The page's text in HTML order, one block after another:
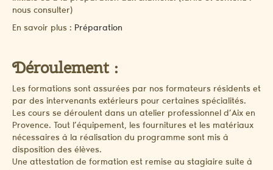
nous consulter)
En savoir plus : Préparation
Déroulement :
Les formations sont assurées par nos formateurs résidents et
par des intervenants extérieurs pour certaines spécialités.
Les cours se déroulent dans un atelier professionnel d’Aix en
Provence. Tout l’équipement, les fournitures et les matériaux
nécessaires à la réalisation du programme sont mis à
disposition des élèves.
Une attestation de formation est remise au stagiaire suite à